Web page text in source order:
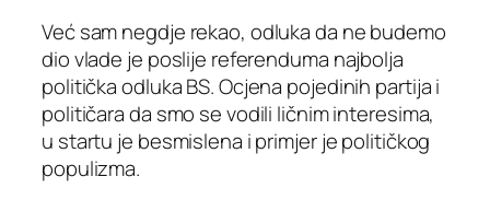
Već sam negdje rekao, odluka da ne budemo
dio vlade je poslije referenduma najbolja
politička odluka BS. Ocjena pojedinih partija i
političara da smo se vodili ličnim interesima,
u startu je besmislena i primjer je političkog
populizma.